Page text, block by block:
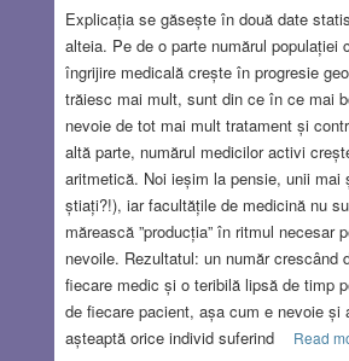
Explicația se găsește în două date
alteia. Pe de o parte numărul populației
îngrijire medicală crește în progresie
trăiesc mai mult, sunt din ce în ce mai
nevoie de tot mai mult tratament și
altă parte, numărul medicilor activi
aritmetică. Noi ieșim la pensie, unii mai
știați?!), iar facultățile de medicină nu
mărească ”producția” în ritmul necesar
nevoile. Rezultatul: un număr crescând
fiecare medic și o teribilă lipsă de timp
de fiecare pacient, așa cum e nevoie și
așteaptă orice individ suferind
Read